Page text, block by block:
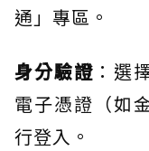
通」專區。
身分驗證 ：選
電子憑證（如
行登入。